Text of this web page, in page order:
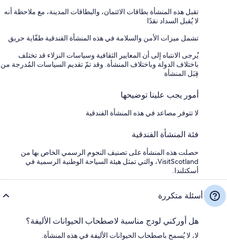
تقبل هذه المنشأة بطاقات الائتمان، والبطاقات المدينة، مع ملاحظة أنه
لا يُقبل السداد نقدًا
تشمل ميزات الأمن والسلامة في هذه المنشأة الفندقية طفّاية حريق
يُرجى الانتباه إلى أن المعايير الثقافية وسياسات النزلاء قد تختلف
باختلاف الدولة وباختلاف المنشأة. وقد تمّ تقديم السياسات المُدرجة من
قِبَل المنشأة
أمور يجب علينا توضيحها
لا تتوفر مصاعد في هذه المنشأة الفندقية
فئة المنشأة الفندقية
حصلت هذه المنشأة على تصنيف النجوم الرسمي الخاص بها من
VisitScotland، والتي تمثل هيئة السياحة الوطنية الرسمية في
أسكتلندا.
أسئلة متكررة
هل أوركني لودج مناسبة لاصطحاب الحيوانات الأليفة؟
لا، لا يُسمح باصطحاب الحيوانات الأليفة في هذه المنشأة.